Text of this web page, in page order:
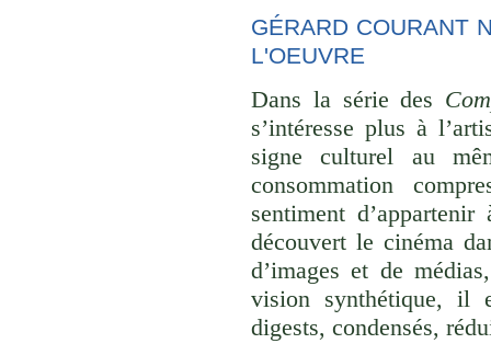
GÉRARD COURANT
L'OEUVRE
Dans la série des
s’intéresse plus à
signe culturel au
consommation
sentiment
découvert le cinéma
d’images et de
vision synthétique, il
digests, condensés,